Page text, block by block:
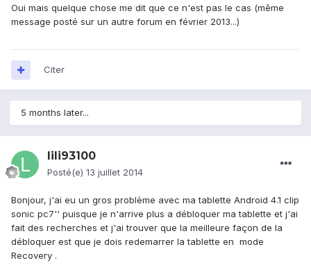
Oui mais quelque chose me dit que ce n'est pas le cas (même
message posté sur un autre forum en février 2013...)
Citer
5 months later...
lili93100
Posté(e) 13 juillet 2014
Bonjour, j'ai eu un gros problème avec ma tablette Android 4.1 clip
sonic pc7'' puisque je n'arrive plus a débloquer ma tablette et j'ai
fait des recherches et j'ai trouver que la meilleure façon de la
débloquer est que je dois redemarrer la tablette en mode
Recovery .